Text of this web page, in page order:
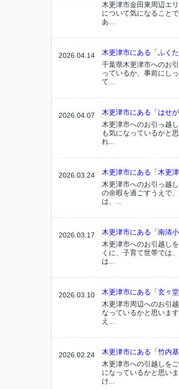
木更津市金田東周辺エ
について気になること
あ...
2026.04.14
木更津市にある「ふく
千葉県木更津市へのお
っているか、事前にし
て...
2026.04.07
木更津市にある「はせ
木更津市へのお引っ越
も気になっているかと
れ...
2026.03.24
木更津市にある「木更
木更津市へのお引っ越
の余暇を過ごすうえで
は、...
2026.03.17
木更津市にある「南清
木更津市へのお引越し
くに、子育て世帯では
は...
2026.03.10
木更津市にある「玄々
木更津市周辺へのお引
なっているかと思いま
え...
2026.02.24
木更津市にある「竹内
木更津市への引越しを
になっているかと思い
け...